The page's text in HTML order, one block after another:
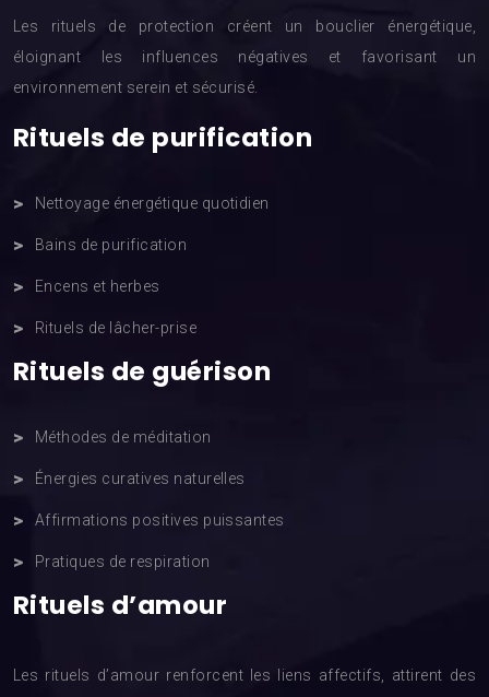
Les rituels de protection créent un bouclier énergétique,
éloignant les influences négatives et favorisant un
environnement serein et sécurisé.
Rituels de purification
Nettoyage énergétique quotidien
Bains de purification
Encens et herbes
Rituels de lâcher-prise
Rituels de guérison
Méthodes de méditation
Énergies curatives naturelles
Affirmations positives puissantes
Pratiques de respiration
Rituels d’amour
Les rituels d’amour renforcent les liens affectifs, attirent des